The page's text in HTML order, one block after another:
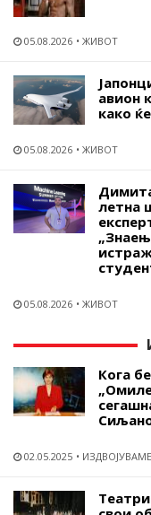
05.08.2026 ЖИВОТ
авион
како
05.08.2026 ЖИВОТ
летна
05.08.2026 ЖИВОТ
Кога
02.05.2025 ИЗДВОЈУВАМЕ